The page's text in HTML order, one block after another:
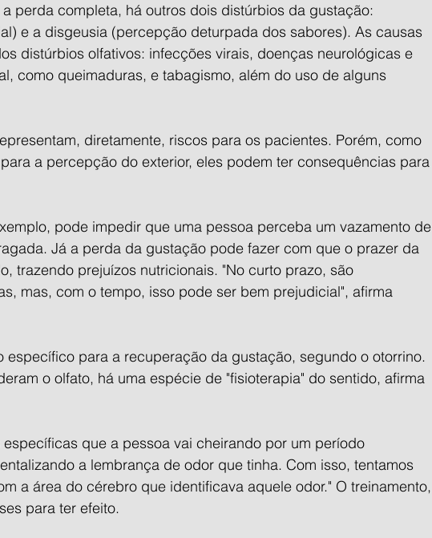
perda completa, há outros dois distúrbios da gustação:
e a disgeusia (percepção deturpada dos sabores). As causas
distúrbios olfativos: infecções virais, doenças neurológicas e
como queimaduras, e tabagismo, além do uso de alguns
diretamente, riscos para os pacientes. Porém, como
a percepção do exterior, eles podem ter consequências para
pode impedir que uma pessoa perceba um vazamento de
Já a perda da gustação pode fazer com que o prazer da
trazendo prejuízos nutricionais. "No curto prazo, são
mas, com o tempo, isso pode ser bem prejudicial", afirma
específico para a recuperação da gustação, segundo o otorrino.
o olfato, há uma espécie de "fisioterapia" do sentido, afirma
específicas que a pessoa vai cheirando por um período
a lembrança de odor que tinha. Com isso, tentamos
a área do cérebro que identificava aquele odor." O treinamento,
para ter efeito.